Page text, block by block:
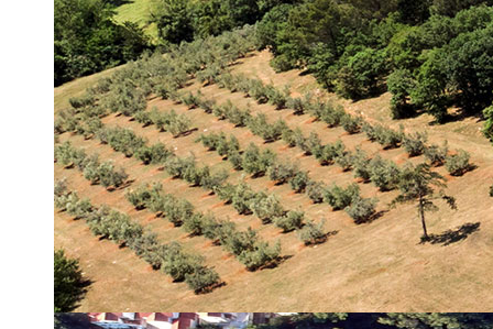
Financiranje
Proračun
Potpore
PROGRAMSKO FINANCIRANJE
Izvještavanje po uredbi
Projekti Instituta
Dialogue4Tourism
REVIVE
WASTEREDUCE
MITOMED+
WINTERMED
CASTWATER
INHERIT